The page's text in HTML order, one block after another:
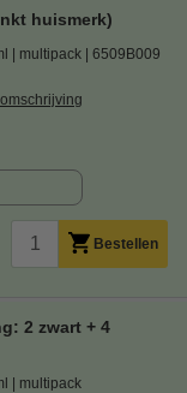
huismerk)
multipack 6509B009
Bestellen
2 zwart + 4
multipack